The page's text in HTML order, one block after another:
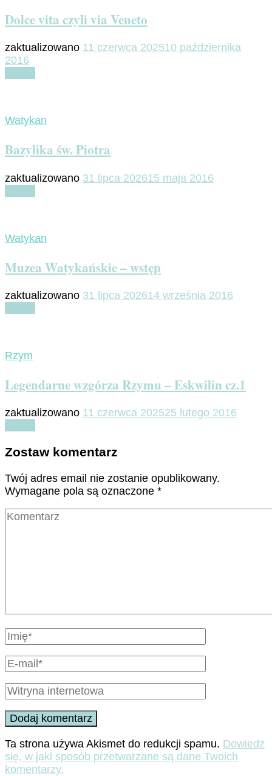
Dolce vita czyli via Veneto
zaktualizowano 11 czerwca 202510 października
2016
Watykan
Bazylika św. Piotra
zaktualizowano 31 lipca 202615 maja 2016
Watykan
Muzea Watykańskie – wstęp
zaktualizowano 31 lipca 202614 września 2016
Rzym
Legendarne wzgórza Rzymu – Eskwilin cz.1
zaktualizowano 11 czerwca 202525 lutego 2016
Zostaw komentarz
Twój adres email nie zostanie opublikowany.
Wymagane pola są oznaczone *
Ta strona używa Akismet do redukcji spamu. Dowiedz
się, w jaki sposób przetwarzane są dane Twoich
komentarzy.